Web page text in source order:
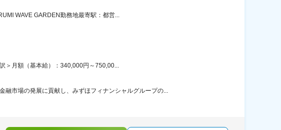
WAVE GARDEN勤務地最寄駅：都営...
＞月額（基本給）：340,000円～750,00...
融市場の発展に貢献し、みずほフィナンシャルグループの...